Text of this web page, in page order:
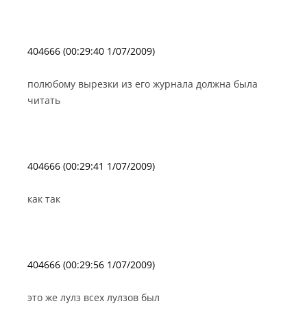
404666 (00:29:40 1/07/2009)
полюбому вырезки из его журнала должна была
читать
404666 (00:29:41 1/07/2009)
как так
404666 (00:29:56 1/07/2009)
это же лулз всех лулзов был